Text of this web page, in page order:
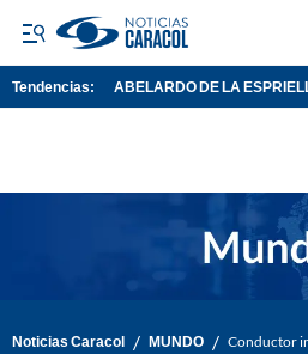
Tendencias: ABELARDO DE LA
Noticias Caracol / MUNDO / Conductor